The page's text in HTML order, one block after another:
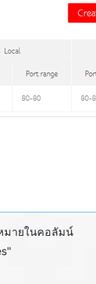
มายในคอลัมน์
"